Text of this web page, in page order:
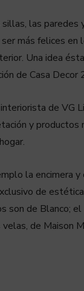
sillas, las paredes
más felices en
Una idea
de Casa Decor
de VG
y productos
la encimera y
de estética
son de Blanco; el
de Maison